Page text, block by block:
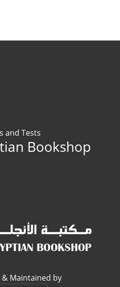
and Tests
Bookshop
& Maintained by